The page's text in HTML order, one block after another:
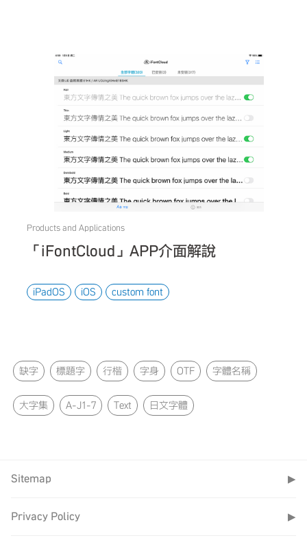
Products and Applications
「iFontCloud」APP介面解說
iPadOS iOS custom font
缺字 標題字 行楷 字身 OTF 字體名稱
大字集 A-J1-7 Text 日文字體
Sitemap ▶
Privacy Policy ▶